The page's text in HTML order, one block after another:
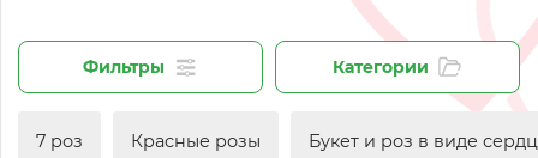
Фильтры Категории
7 роз Красные розы Букет и роз в виде